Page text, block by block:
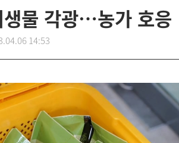
물 각광…농가 호응
14:53